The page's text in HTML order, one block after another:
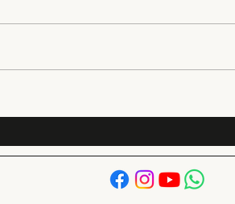
Kembali Masuk Majalah
untuk Proyek Jakarta
Intercultural School (JIS)